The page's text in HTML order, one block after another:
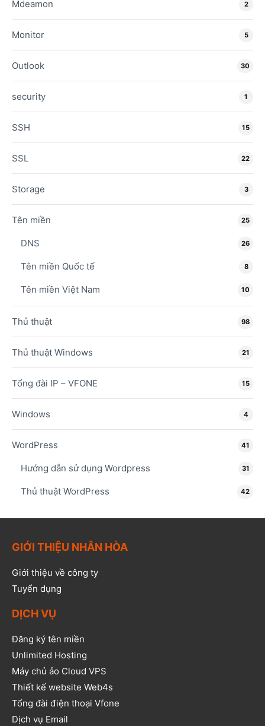
Mdeamon 2
Monitor 5
Outlook 30
security 1
SSH 15
SSL 22
Storage 3
Tên miền 25
DNS 26
Tên miền Quốc tế 8
Tên miền Việt Nam 10
Thủ thuật 98
Thủ thuật Windows 21
Tổng đài IP – VFONE 15
Windows 4
WordPress 41
Hướng dẫn sử dụng Wordpress 31
Thủ thuật WordPress 42
GIỚI THIỆU NHÂN HÒA
Giới thiệu về công ty
Tuyển dụng
DỊCH VỤ
Đăng ký tên miền
Unlimited Hosting
Máy chủ ảo Cloud VPS
Thiết kế website Web4s
Tổng đài điện thoại Vfone
Dịch vụ Email